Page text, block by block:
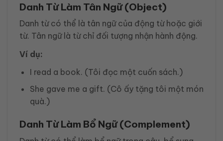
Danh Từ Làm Tân Ngữ (Object)
Danh từ có thể là tân ngữ của động từ hoặc giới
từ. Tân ngữ là từ chỉ đối tượng nhận hành động.
Ví dụ:
I read a book. (Tôi đọc một cuốn sách.)
She gave me a gift. (Cô ấy tặng tôi một món
quà.)
Danh Từ Làm Bổ Ngữ (Complement)